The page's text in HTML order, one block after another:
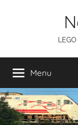
Menu